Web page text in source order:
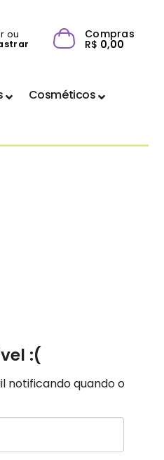
ou
Compras
R$ 0,00
Cosméticos
:(
notificando quando o